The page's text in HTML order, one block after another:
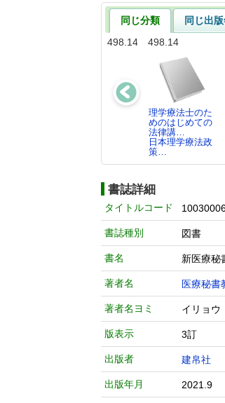
同じ分類 同じ出
498.14 498.14
理学療法士のた
めのはじめての
法律講…
日本理学療法政
策…
書誌詳細
タイトルコード
書誌種別 図書
書名 新医療
著者名 医療秘書
著者名ヨミ イリョウ
版表示 3訂
出版者 建帛社
出版年月 2021.9